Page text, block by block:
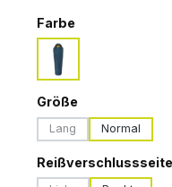
Farbeauswählen
majolica blue
Größeauswählen
Lang
(Diese Option ist
Normal
Reißverschlussseite